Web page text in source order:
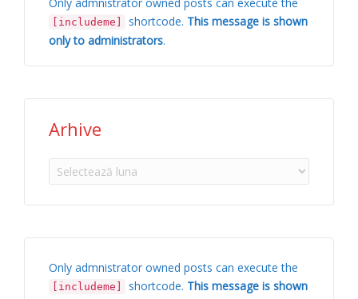
[includeme] shortcode. This message is shown
only to administrators.
Arhive
Arhive
Only admnistrator owned posts can execute the
[includeme] shortcode. This message is shown